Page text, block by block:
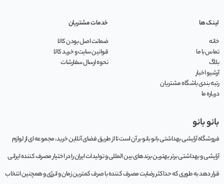
لینک ها
خانه
تماس با ما
بلاگ
آرشیو اخبار
رتبه بندی باشگاه مشتریان
درباره ما
خدمات مشتریان
ضمانت اصل بودن کالا
قوانین سایت و خرید کالا
نحوه ارسال سفارشات
بانو بانو
فروشگاه آرایشی بهداشتی بانو بانو بر آن است تا از طریق فضای آنلاین خرید، مجموعه‌ ای از لوازم
آرایشی و بهداشتی برتر بهترین برندهای بین المللی و تولیدات ایران را در اختیار مصرف کننده ایرانی
قرار دهد به طوری که حداکثر رضایت مصرف کننده با صرف کمترین زمان و انرژی و همچنین انتخاب